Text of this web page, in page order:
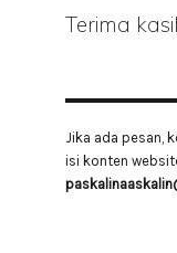
Terima
Jika ada pesan,
isi konten